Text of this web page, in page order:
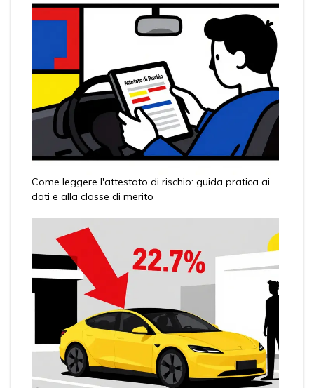
Come leggere l'attestato di rischio: guida pratica ai
dati e alla classe di merito